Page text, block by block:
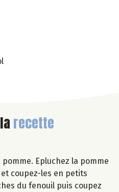
recette
Epluchez la pomme
coupez-les en petits
du fenouil puis coupez